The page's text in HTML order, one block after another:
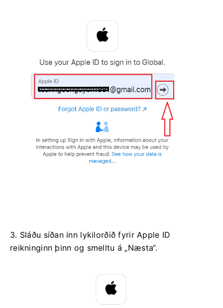
3. Sláðu síðan inn lykilorðið fyrir Apple ID
reikninginn þinn og smelltu á „Næsta“.